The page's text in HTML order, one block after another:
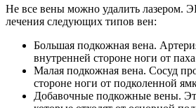
Не все вены можно удалить лазером.
лечения следующих типов вен:
Большая подкожная вена.
внутренней стороне ноги от
Малая подкожная вена. Сосуд
стороне ноги от подколенной
Добавочные подкожные вены.